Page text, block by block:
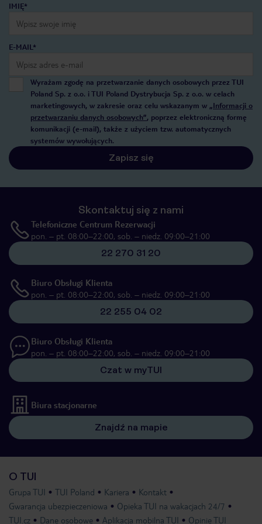
IMIĘ*
E-MAIL*
Wyrażam zgodę na przetwarzanie danych osobowych przez TUI
Poland Sp. z o.o. i TUI Poland Dystrybucja Sp. z o.o. w celach
marketingowych, w zakresie oraz celu wskazanym w „Informacji o
przetwarzaniu danych osobowych”, poprzez elektroniczną formę
komunikacji (e-mail), także z użyciem tzw. automatycznych
systemów wywołujących.
Zapisz się
Skontaktuj się z nami
Telefoniczne Centrum Rezerwacji
pon. – pt. 08:00–22:00, sob. – niedz. 09:00–21:00
22 270 31 20
Biuro Obsługi Klienta
pon. – pt. 08:00–22:00, sob. – niedz. 09:00–21:00
22 255 04 02
Biuro Obsługi Klienta
pon. – pt. 08:00–22:00, sob. – niedz. 09:00–21:00
Czat w myTUI
Biura stacjonarne
Znajdź na mapie
O TUI
Grupa TUI TUI Poland Kariera
Kontakt
Gwarancja ubezpieczeniowa
Opieka TUI na wakacjach 24/7
TUI.cz
Dane osobowe Aplikacja mobilna TUI Opinie TUI